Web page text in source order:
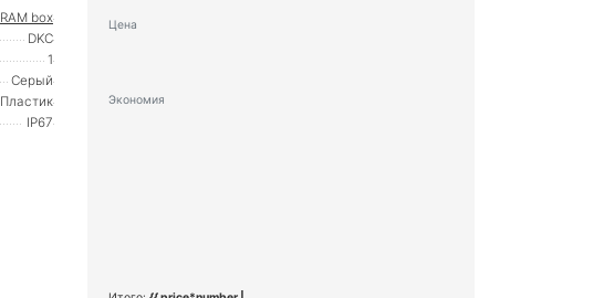
RAM box
DKC
1
Серый
Пластик
IP67
Цена
Экономия